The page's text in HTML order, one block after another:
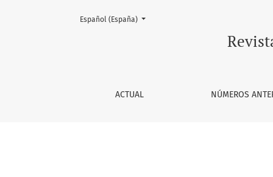
Efectos de una breve intervención virtual
ACTUAL NÚMEROS
Cambiar el idioma. El actual es:
Español (España)